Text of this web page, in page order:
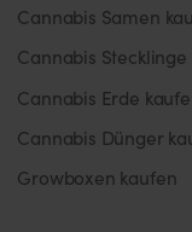
Cannabis Samen
Cannabis
Cannabis Erde
Cannabis Dünger
Growboxen kaufen